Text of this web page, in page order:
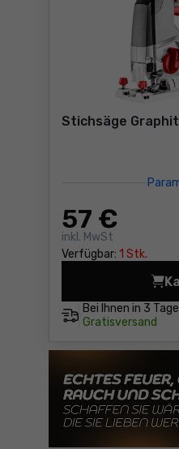
Stichsäge
57 €
inkl. MwSt
Verfügbar: 1 Stk.
Bei Ihnen in 3
Gratisversand